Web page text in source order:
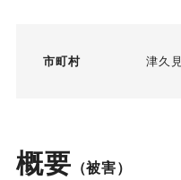
市町村 津久
概要 （被害）